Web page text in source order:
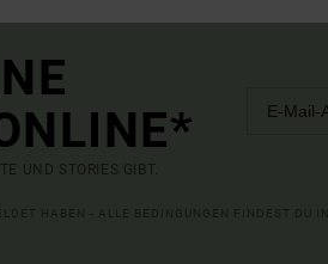
UND STORIES GIBT.